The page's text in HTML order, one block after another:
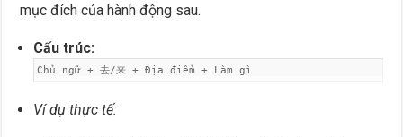
mục đích của hành động sau.
Cấu trúc:
Chủ ngữ + 去/来 + Địa điểm + Làm gì
Ví dụ thực tế: